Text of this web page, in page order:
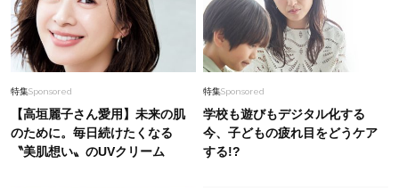
特集Sponsored
【高垣麗子さん愛用】未来の肌
のために。毎日続けたくなる
〝美肌想い〟のUVクリーム
特集Sponsored
学校も遊びもデジタル化する
今、子どもの疲れ目をどうケア
する!?